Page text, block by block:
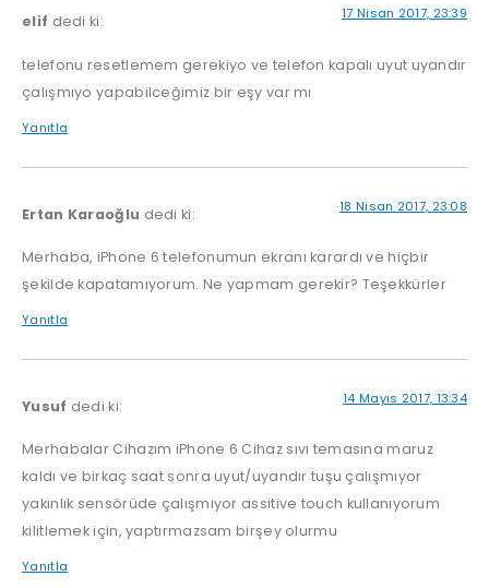
elif dedi ki: 17 Nisan 2017, 23:39
telefonu resetlemem gerekiyo ve telefon kapalı uyut uyandır
çalışmıyo yapabilceğimiz bir eşy var mı
Yanıtla
Ertan Karaoğlu dedi ki: 18 Nisan 2017, 23:08
Merhaba, iPhone 6 telefonumun ekranı karardı ve hiçbir
şekilde kapatamıyorum. Ne yapmam gerekir? Teşekkürler
Yanıtla
Yusuf dedi ki: 14 Mayıs 2017, 13:34
Merhabalar Cihazım iPhone 6 Cihaz sıvı temasına maruz
kaldı ve birkaç saat sonra uyut/uyandır tuşu çalışmıyor
yakınlık sensörüde çalışmıyor assitive touch kullanıyorum
kilitlemek için, yaptırmazsam birşey olurmu
Yanıtla